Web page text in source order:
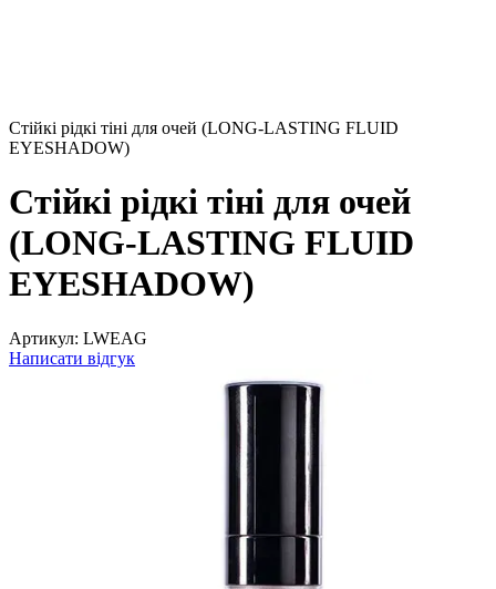
Стійкі рідкі тіні для очей (LONG-LASTING FLUID
EYESHADOW)
Стійкі рідкі тіні для очей
(LONG-LASTING FLUID
EYESHADOW)
Артикул: LWEAG
Написати відгук